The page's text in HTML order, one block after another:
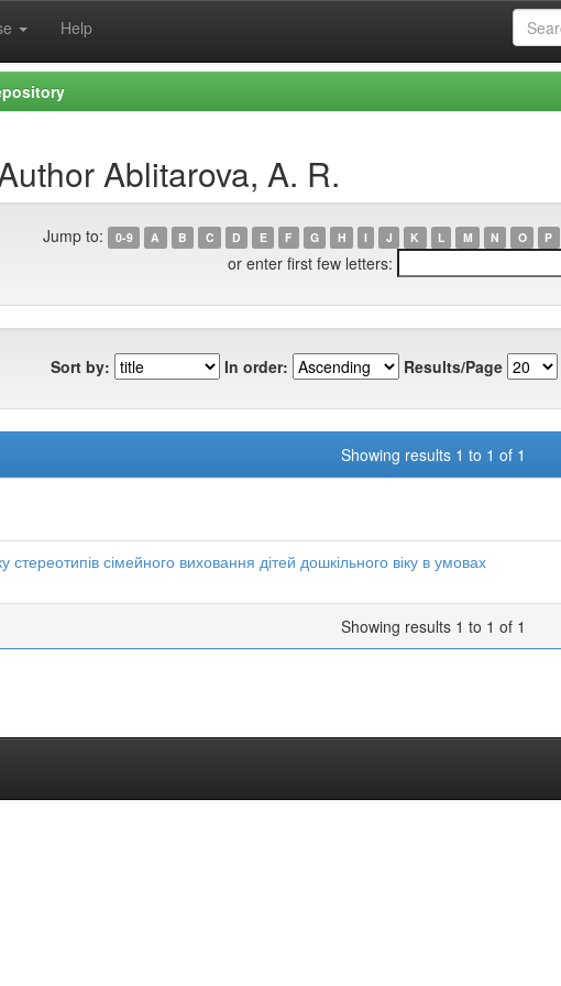
Help
Ablitarova, A. R.
Jump to: 0-9 A B C D E F G H I J K L M N O P
or enter first few letters:
Sort by: In order: Results/Page
Showing results 1 to 1 of 1
стереотипів сімейного виховання дітей дошкільного віку в умовах
Showing results 1 to 1 of 1